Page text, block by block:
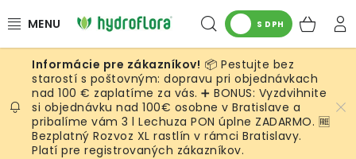
na
Hľadať
S DPH
RASTLINY
UMELÉ RASTLINY
KVETINÁČE
📦 Pestujte bez
starostí s poštovným: dopravu pri objednávkach
nad 100 € zaplatíme za vás. ➕ BONUS: Vyzdvihnite
si objednávku nad 100€ osobne v Bratislave a
pribalíme vám 3 l Lechuza PON úplne ZADARMO. 🆓
Bezplatný Rozvoz XL rastlín v rámci Bratislavy.
Platí pre registrovaných zákazníkov.